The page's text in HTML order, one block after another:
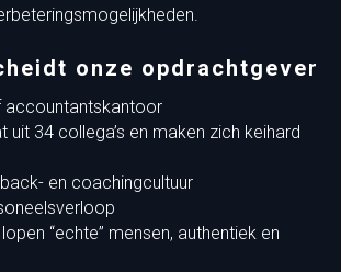
onze opdrachtgever
accountantskantoor
uit 34 collega’s en maken zich keihard
en coachingcultuur
“echte” mensen, authentiek en